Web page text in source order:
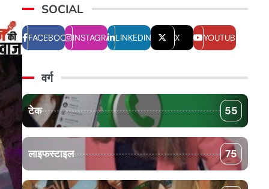
SOCIAL
FACEBOOKINSTAGRAMLINKEDIN X YOUTUBE
वर्ग
टेक 55
लाइफस्टाइल 75